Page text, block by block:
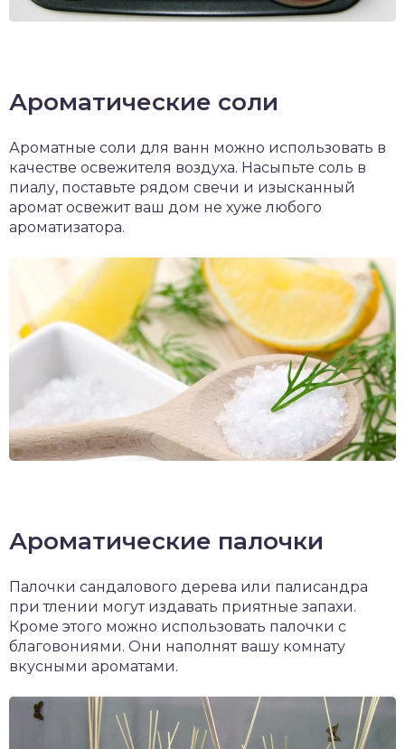
Ароматические соли
Ароматные соли для ванн можно использовать в
качестве освежителя воздуха. Насыпьте соль в
пиалу, поставьте рядом свечи и изысканный
аромат освежит ваш дом не хуже любого
ароматизатора.
Ароматические палочки
Палочки сандалового дерева или палисандра
при тлении могут издавать приятные запахи.
Кроме этого можно использовать палочки с
благовониями. Они наполнят вашу комнату
вкусными ароматами.